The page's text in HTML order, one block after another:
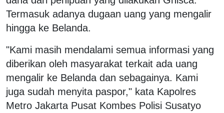
Termasuk adanya dugaan uang yang mengalir
hingga ke Belanda.
"Kami masih mendalami semua informasi yang
diberikan oleh masyarakat terkait ada uang
mengalir ke Belanda dan sebagainya. Kami
juga sudah menyita paspor," kata Kapolres
Metro Jakarta Pusat Kombes Polisi Susatyo